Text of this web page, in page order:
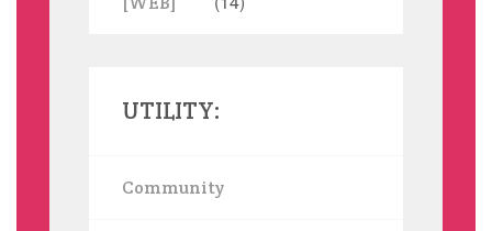
UTILITY:
Community